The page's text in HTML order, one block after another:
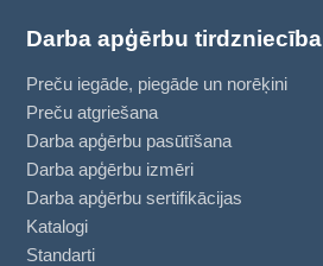
Darba apģērbu tirdzniecība
Preču iegāde, piegāde un norēķini
Preču atgriešana
Darba apģērbu pasūtīšana
Darba apģērbu izmēri
Darba apģērbu sertifikācijas
Katalogi
Standarti